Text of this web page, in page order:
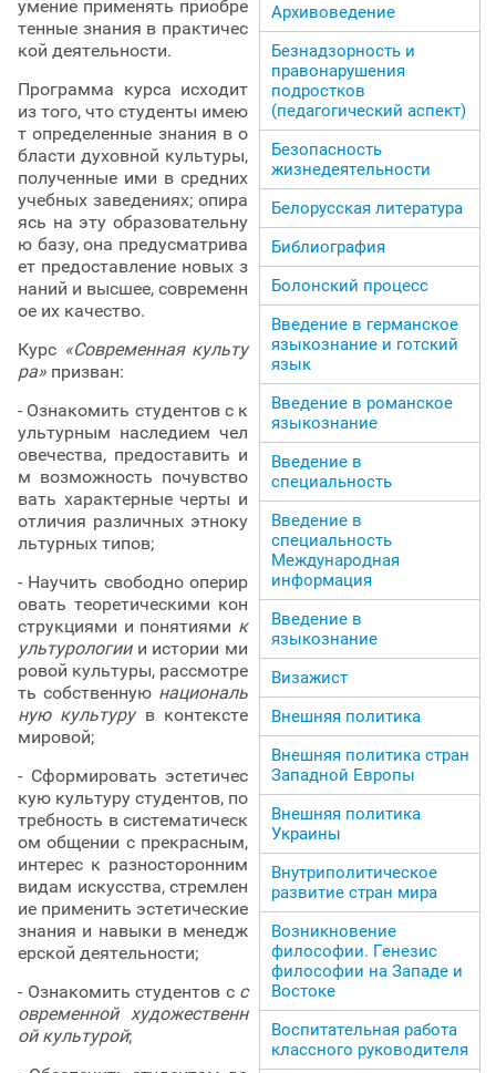
умение применять приобре
тенные знания в практичес
кой деятельности.
Программа курса исходит
из того, что студенты имею
т определенные знания в о
бласти духовной культуры,
полученные ими в средних
учебных заведениях; опира
ясь на эту образовательну
ю базу, она предусматрива
ет предоставление новых з
наний и высшее, современн
ое их качество.
Курс «Современная культу
ра» призван:
- Ознакомить студентов с к
ультурным наследием чел
овечества, предоставить и
м возможность почувство
вать характерные черты и
отличия различных этноку
льтурных типов;
- Научить свободно оперир
овать теоретическими кон
струкциями и понятиями к
ультурологии и истории ми
ровой культуры, рассмотре
ть собственную националь
ную культурув контексте
мировой;
- Сформировать эстетичес
кую культуру студентов, по
требность в систематическ
ом общении с прекрасным,
интерес к разносторонним
видам искусства, стремлен
ие применить эстетические
знания и навыки в менедж
ерской деятельности;
- Ознакомить студентов с с
овременной художественн
ой культурой;
Архивоведение
Безнадзорность и
правонарушения
подростков
(педагогический аспект)
Безопасность
жизнедеятельности
Белорусская литература
Библиография
Болонский процесс
Введение в германское
языкознание и готский
язык
Введение в романское
языкознание
Введение в
специальность
Введение в
специальность
Международная
информация
Введение в
языкознание
Визажист
Внешняя политика
Внешняя политика стран
Западной Европы
Внешняя политика
Украины
Внутриполитическое
развитие стран мира
Возникновение
философии. Генезис
философии на Западе и
Востоке
Воспитательная работа
классного руководителя